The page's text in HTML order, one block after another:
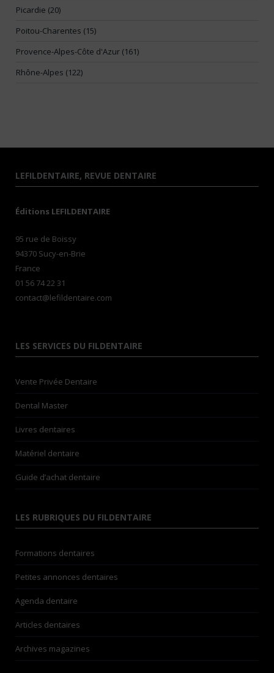
Picardie (20)
Poitou-Charentes (15)
Provence-Alpes-Côte d'Azur (161)
Rhône-Alpes (122)
LEFILDENTAIRE, REVUE DENTAIRE
Éditions LEFILDENTAIRE
95 rue de Boissy
94370 Sucy-en-Brie
France
01 56 74 22 31
contact@lefildentaire.com
LES SERVICES DU FILDENTAIRE
Vente Privée Dentaire
Dental Master
Livres dentaires
Matériel dentaire
Guide d’achat dentaire
LES RUBRIQUES DU FILDENTAIRE
Formations dentaires
Petites annonces dentaires
Agenda dentaire
Articles dentaires
Archives magazines